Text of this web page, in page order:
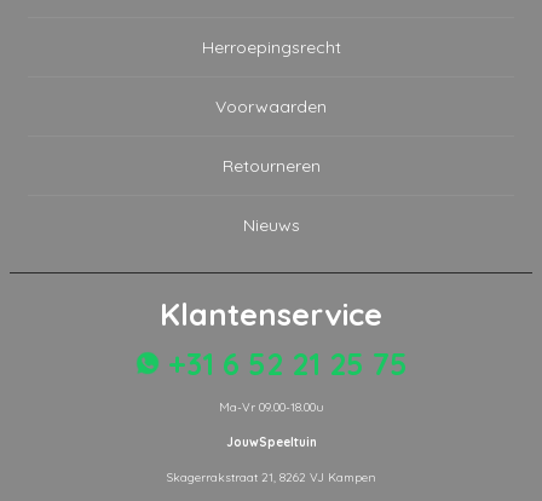
Herroepingsrecht
Voorwaarden
Retourneren
Nieuws
Klantenservice
+31 6 52 21 25 75
Ma-Vr 09.00-18.00u
JouwSpeeltuin
Skagerrakstraat 21, 8262 VJ Kampen